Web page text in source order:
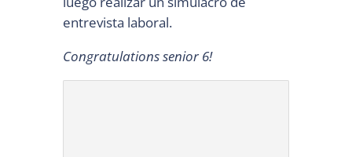
entrevista laboral.
Congratulations senior 6!